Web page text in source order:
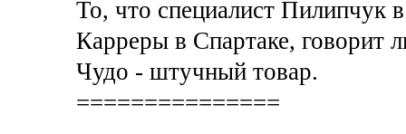
То, что специалист Пилипчук
Карреры в Спартаке, говорит
Чудо - штучный товар.
===============